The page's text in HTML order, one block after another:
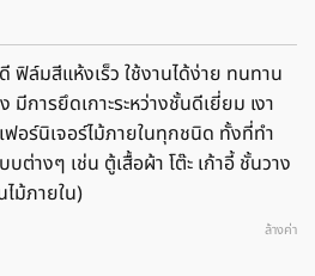
฿
฿
ล์มสีแห้งเร็ว ใช้งานได้ง่าย ทนทาน
การยึดเกาะระหว่างชั้นดีเยี่ยม เงา
ฟอร์นิเจอร์ไม้ภายในทุกชนิด ทั้งที่ทำ
ต่างๆ เช่น ตู้เสื้อผ้า โต๊ะ เก้าอี้ ชั้นวาง
ไม้ภายใน)
ล้างค่า